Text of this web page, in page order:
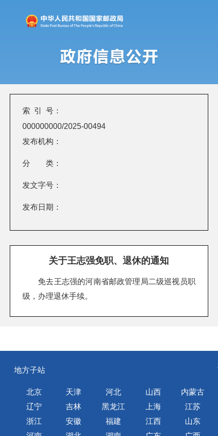
索 引 号：
000000000/2025-00494
发布机构：
分 类：
发文字号：
发布日期：
关于王志强免职、退休的通知
免去王志强的河南省邮政管理局二级巡视员职
级，办理退休手续。
地方子站
北京 天津 河北 山西
内蒙古
辽宁
吉林 黑龙江 上海
江苏
浙江
安徽 福建 江西
山东